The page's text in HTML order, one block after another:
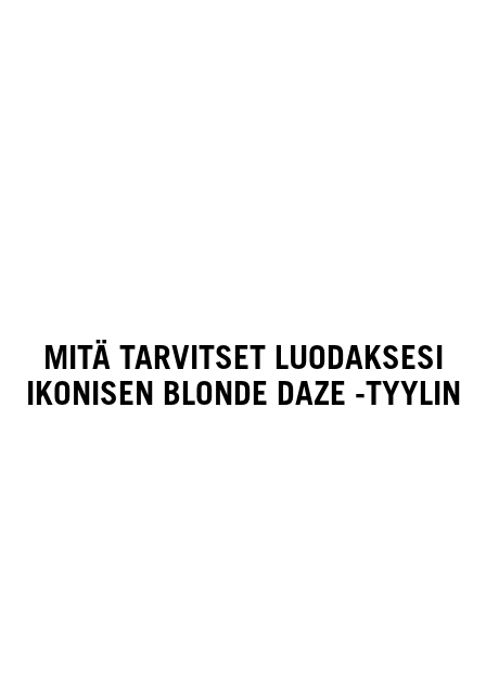
MITÄ TARVITSET LUODAKSESI
IKONISEN BLONDE DAZE -TYYLIN